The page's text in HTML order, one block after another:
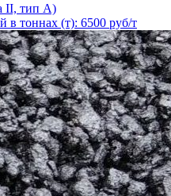
II, тип А)
в тоннах (т): 6500 руб/т